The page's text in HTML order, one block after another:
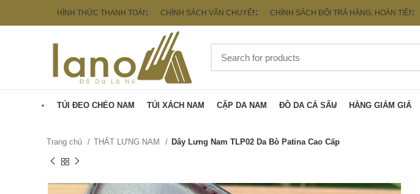
HÌNH THỨC THANH TOÁN CHÍNH SÁCH VẬN CHUYỂN CHÍNH SÁCH ĐỔI TRẢ HÀNG, HOÀN TIỀN
TÚI ĐEO CHÉO NAM TÚI XÁCH NAM CẶP DA NAM ĐỒ DA CÁ SẤU HÀNG GIẢM GIÁ
Trang chủ THẮT LƯNG NAM Dây Lưng Nam TLP02 Da Bò Patina Cao Cấp